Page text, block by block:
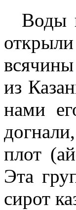
Воды
из
нами
плот
Эта
сирот